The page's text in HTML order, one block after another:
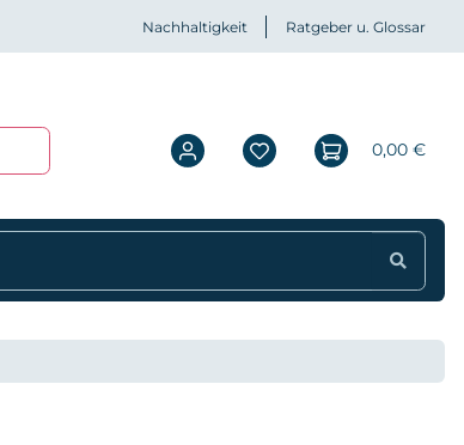
Nachhaltigkeit Ratgeber u. Glossar
0,00 €